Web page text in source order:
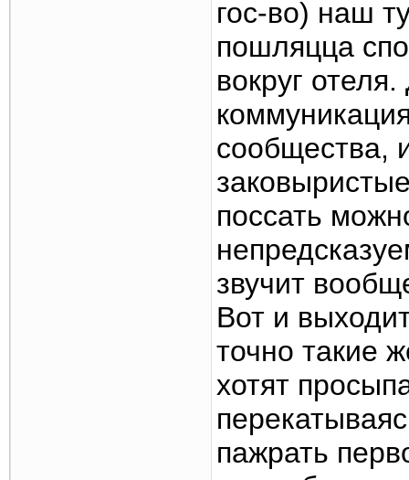
гос-во) наш
пошляцца
вокруг
сообщества,
поссать
звучит
Вот и
точно такие
хотят
пажрать